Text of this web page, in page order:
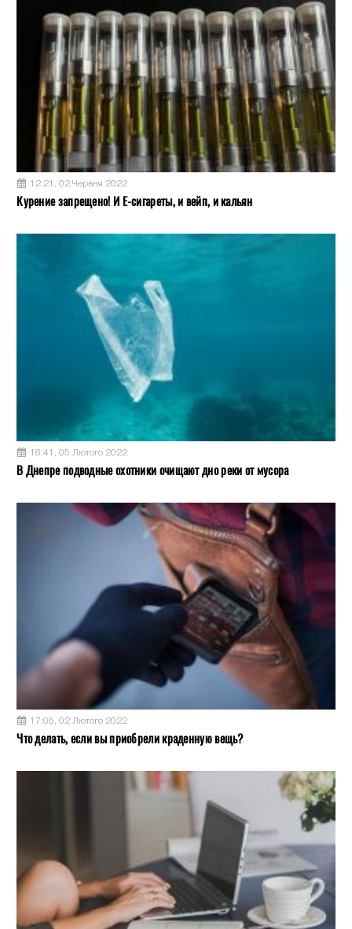
12:21, 02 Червня 2022
Курение запрещено! И Е-сигареты, и вейп, и кальян
18:41, 05 Лютого 2022
В Днепре подводные охотники очищают дно реки от мусора
17:06, 02 Лютого 2022
Что делать, если вы приобрели краденную вещь?